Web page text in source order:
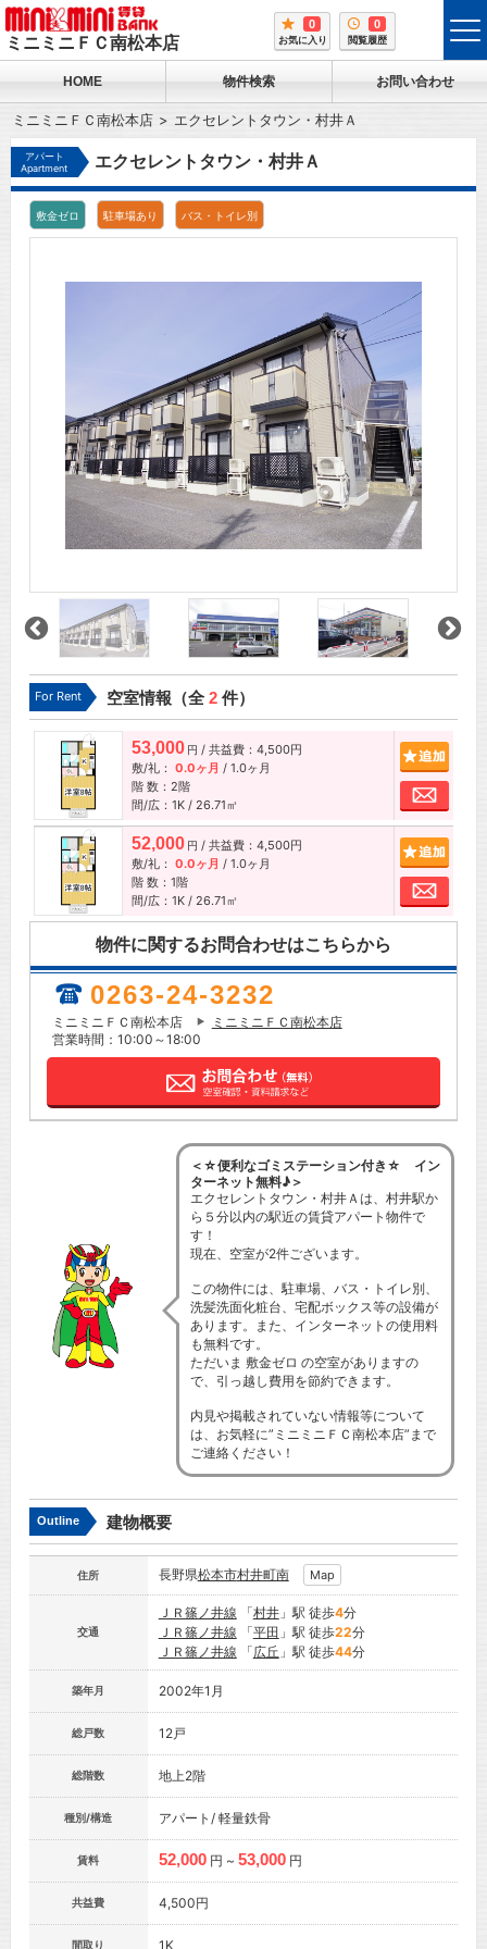
ミニミニＦＣ南松本店
0
お気に入り
0
閲覧履歴
HOME 物件検索 お問い合わせ
ミニミニＦＣ南松本店 エクセレントタウン・村井Ａ
アパート
Apartment
エクセレントタウン・村井Ａ
敷金ゼロ 駐車場あり バス・トイレ別
For Rent 空室情報（全2件）
53,000 円 / 共益費：4,500円
敷/礼： 0.0ヶ月 / 1.0ヶ月
階 数：2階
間/広：1K / 26.71㎡
お問
52,000 円 / 共益費：4,500円
敷/礼： 0.0ヶ月 / 1.0ヶ月
階 数：1階
間/広：1K / 26.71㎡
お問
物件に関するお問合わせはこちらから
0263-24-3232
ミニミニＦＣ南松本店
ミニミニＦＣ南松本店
営業時間：10:00～18:00
＜☆便利なゴミステーション付き☆ イン
ターネット無料♪＞
エクセレントタウン・村井Ａは、村井駅か
ら５分以内の駅近の賃貸アパート物件で
す！
現在、空室が2件ございます。
この物件には、駐車場、バス・トイレ別、
洗髪洗面化粧台、宅配ボックス等の設備が
あります。また、インターネットの使用料
も無料です。
ただいま 敷金ゼロ の空室がありますの
で、引っ越し費用を節約できます。
内見や掲載されていない情報等について
は、お気軽に”ミニミニＦＣ南松本店”まで
ご連絡ください！
Outline 建物概要
住所 長野県松本市村井町南 Map
交通
ＪＲ篠ノ井線 「村井」駅 徒歩4分
ＪＲ篠ノ井線 「平田 」駅 徒歩22分
ＪＲ篠ノ井線 「広丘 」駅 徒歩44分
築年月 2002年1月
総戸数 12戸
総階数 地上2階
種別/構造 アパート/ 軽量鉄骨
賃料 52,000 円 ~ 53,000 円
共益費 4,500円
間取り 1K